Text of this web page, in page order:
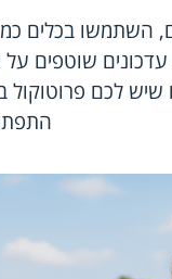
בכלים כמו
שוטפים על
לכם פרוטוקול